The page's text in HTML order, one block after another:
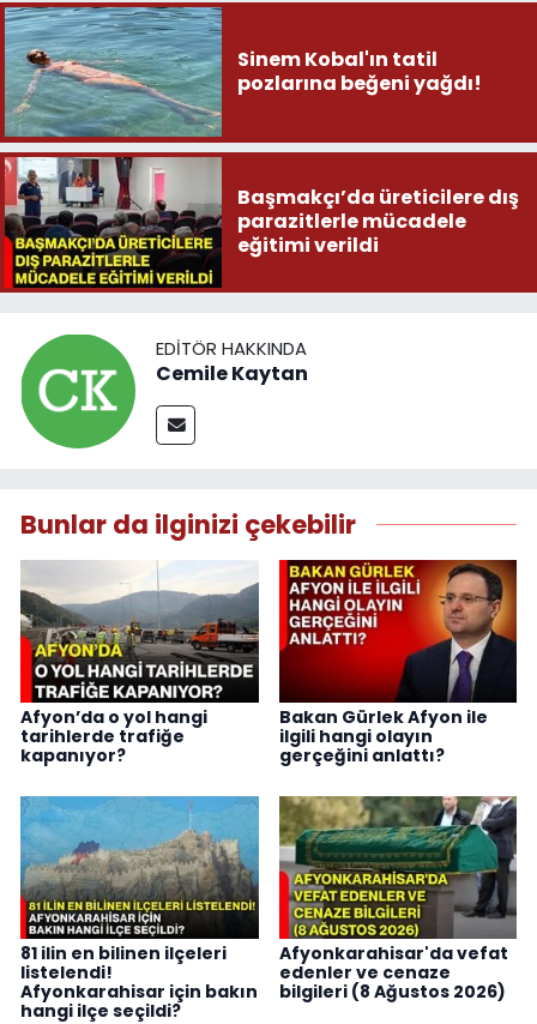
Sinem Kobal'ın tatil
pozlarına beğeni yağdı!
Başmakçı’da üreticilere dış
parazitlerle mücadele
eğitimi verildi
EDITÖR HAKKINDA
Cemile Kaytan
Bunlar da ilginizi çekebilir
Afyon’da o yol hangi
tarihlerde trafiğe
kapanıyor?
Bakan Gürlek Afyon ile
ilgili hangi olayın
gerçeğini anlattı?
81 ilin en bilinen ilçeleri
listelendi!
Afyonkarahisar için bakın
hangi ilçe seçildi?
Afyonkarahisar'da vefat
edenler ve cenaze
bilgileri (8 Ağustos 2026)